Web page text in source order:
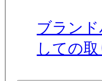
ブラン
しての